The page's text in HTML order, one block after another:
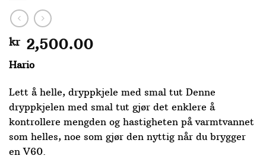
kr2,500.00
Hario
Lett å helle, dryppkjele med smal tut Denne
dryppkjelen med smal tut gjør det enklere å
kontrollere mengden og hastigheten på varmtvannet
som helles, noe som gjør den nyttig når du brygger
en V60.